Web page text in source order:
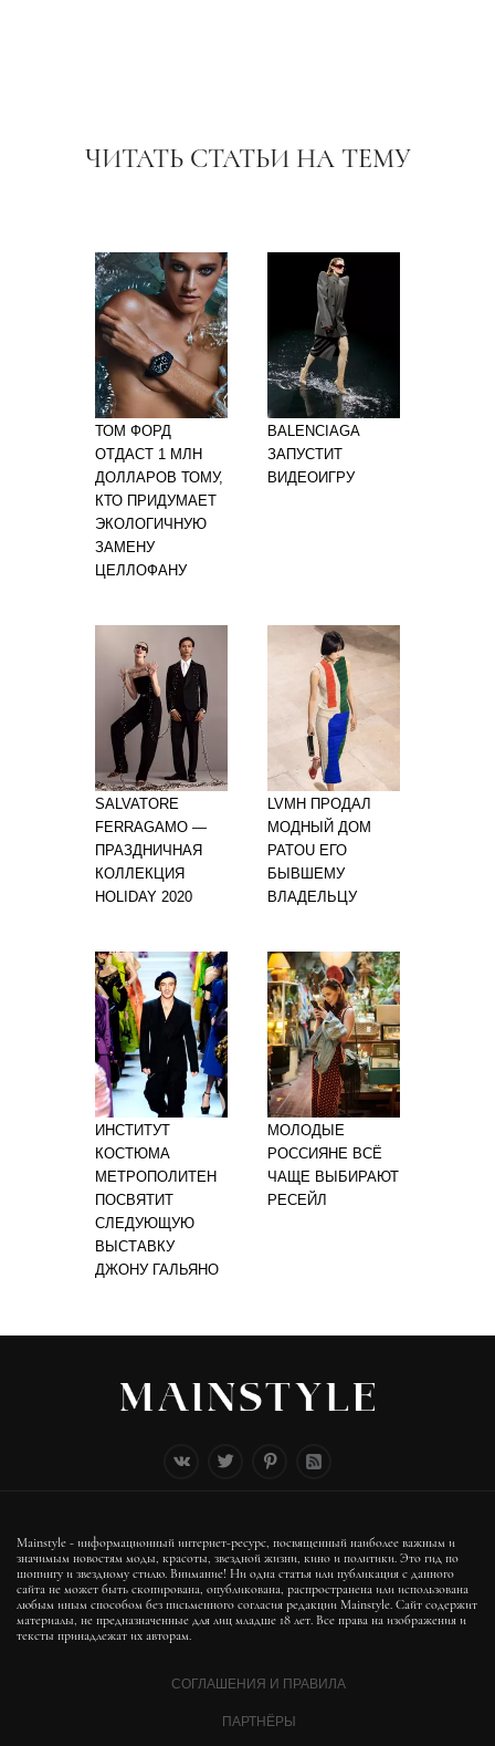
ЧИТАТЬ СТАТЬИ НА ТЕМУ
ТОМ ФОРД
ОТДАСТ 1 МЛН
ДОЛЛАРОВ ТОМУ,
КТО ПРИДУМАЕТ
ЭКОЛОГИЧНУЮ
ЗАМЕНУ
ЦЕЛЛОФАНУ
BALENCIAGA
ЗАПУСТИТ
ВИДЕОИГРУ
SALVATORE
FERRAGAMO —
ПРАЗДНИЧНАЯ
КОЛЛЕКЦИЯ
HOLIDAY 2020
LVMH ПРОДАЛ
МОДНЫЙ ДОМ
PATOU ЕГО
БЫВШЕМУ
ВЛАДЕЛЬЦУ
ИНСТИТУТ
КОСТЮМА
МЕТРОПОЛИТЕН
ПОСВЯТИТ
СЛЕДУЮЩУЮ
ВЫСТАВКУ
ДЖОНУ ГАЛЬЯНО
МОЛОДЫЕ
РОССИЯНЕ ВСЁ
ЧАЩЕ ВЫБИРАЮТ
РЕСЕЙЛ
Mainstyle - информационный интернет-ресурс, посвященный наиболее важным и
значимым новостям моды, красоты, звездной жизни, кино и политики. Это гид по
шопингу и звездному стилю. Внимание! Ни одна статья или публикация с данного
сайта не может быть скопирована, опубликована, распространена или использована
любым иным способом без письменного согласия редакции Mainstyle. Сайт содержит
материалы, не предназначенные для лиц младше 18 лет. Все права на изображения и
тексты принадлежат их авторам.
СОГЛАШЕНИЯ И ПРАВИЛА
ПАРТНЁРЫ